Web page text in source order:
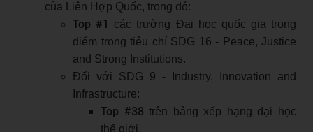
của Liên Hợp Quốc, trong đó:
Top #1
các trường Đại học quốc gia trọng
điểm trong tiêu chí SDG 16 - Peace, Justice
and Strong Institutions.
Đối với SDG 9 - Industry, Innovation and
Infrastructure:
Top #38 trên bảng xếp hạng đại học
thế giới.